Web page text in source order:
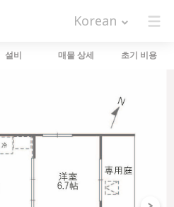
Korean
설비 매물 상세 초기 비용